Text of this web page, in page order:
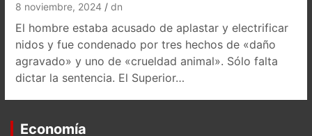
8 noviembre, 2024 dn
El hombre estaba acusado de aplastar y electrificar
nidos y fue condenado por tres hechos de «daño
agravado» y uno de «crueldad animal». Sólo falta
dictar la sentencia. El Superior…
Economía